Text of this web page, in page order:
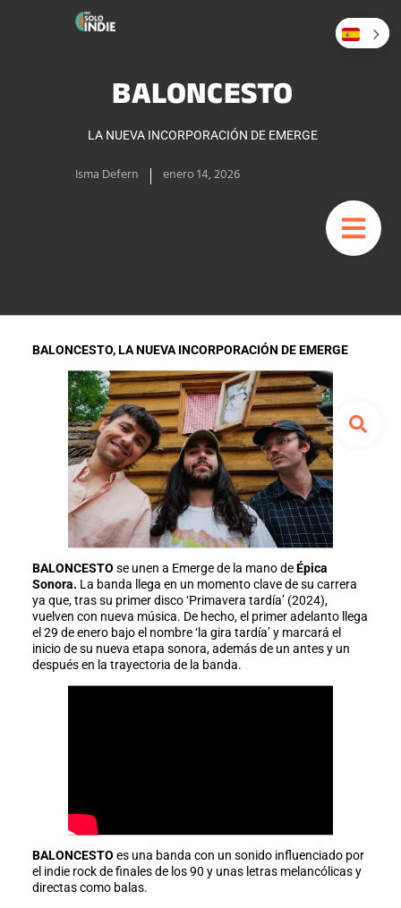
BALONCESTO
LA NUEVA INCORPORACIÓN DE EMERGE
Isma Defern enero 14, 2026
BALONCESTO, LA NUEVA INCORPORACIÓN DE EMERGE
BALONCESTO se unen a Emerge de la mano deÉpica
Sonora. La banda llega en un momento clave de su carrera
ya que, tras su primer disco ‘Primavera tardía’ (2024),
vuelven con nueva música. De hecho, el primer adelanto llega
el 29 de enero bajo el nombre ‘la gira tardía’ y marcará el
inicio de su nueva etapa sonora, además de un antes y un
después en la trayectoria de la banda.
BALONCESTO es una banda con un sonido influenciado por
el indie rock de finales de los 90 y unas letras melancólicas y
directas como balas.